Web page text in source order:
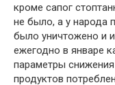
кроме сапог
не было, а у народа
было уничтожено и
ежегодно в январе
параметры
продуктов